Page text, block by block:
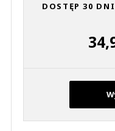
DOSTĘP 30 DNI